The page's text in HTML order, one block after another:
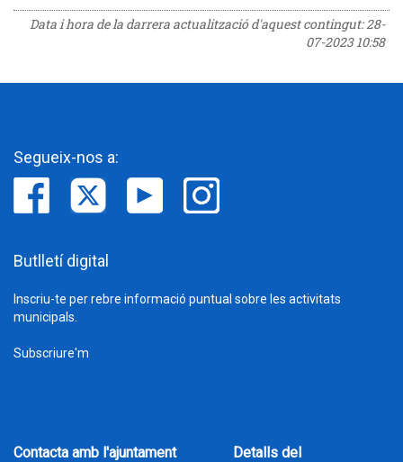
Data i hora de la darrera actualització d'aquest contingut:28-
07-2023 10:58
Segueix-nos a:
Butlletí digital
Inscriu-te per rebre informació puntual sobre les activitats
municipals.
Subscriure'm
Contacta amb l'ajuntament
Detalls del